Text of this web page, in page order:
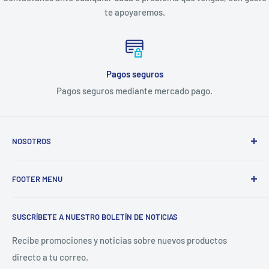
te apoyaremos.
Pagos seguros
Pagos seguros mediante mercado pago.
NOSOTROS
de ofrecer refacciones para aparatos electrodomésticos y
restaurantera e industrial.
FOOTER MENU
Catálogo
La Empresa
Contacto
SUSCRÍBETE A NUESTRO BOLETÍN DE NOTICIAS
Recibe promociones y noticias sobre nuevos productos
directo a tu correo.